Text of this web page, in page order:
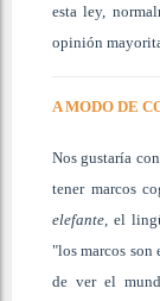
esta ley,
opinión
A MODO DE
Nos gustaría
tener marcos
elefante , el
"los marcos son
de ver el